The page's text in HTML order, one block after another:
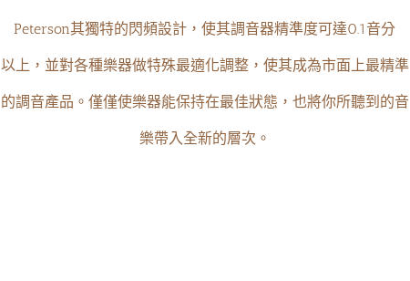
Peterson其獨特的閃頻設計，使其調音器精準度可達0.1音分
以上， 並對各種樂器做特殊最適化調整，使其成為市面上最精準
的調音產品。僅僅使樂器能保持在最佳狀態，也將你所聽到的音
樂帶入全新的層次。